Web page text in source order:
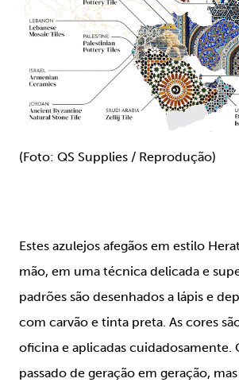
(Foto: QS Supplies / Reprodução)
Estes azulejos afegãos em estilo
mão, em uma técnica delicada e
padrões são desenhados a lápis e
com carvão e tinta preta. As cores
oficina e aplicadas cuidadosamente.
passado de geração em geração,